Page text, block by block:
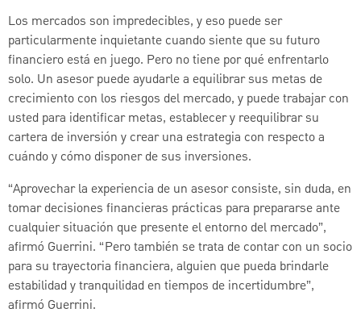
Los mercados son impredecibles, y eso puede ser
particularmente inquietante cuando siente que su futuro
financiero está en juego. Pero no tiene por qué enfrentarlo
solo. Un asesor puede ayudarle a equilibrar sus metas de
crecimiento con los riesgos del mercado, y puede trabajar con
usted para identificar metas, establecer y reequilibrar su
cartera de inversión y crear una estrategia con respecto a
cuándo y cómo disponer de sus inversiones.
“Aprovechar la experiencia de un asesor consiste, sin duda, en
tomar decisiones financieras prácticas para prepararse ante
cualquier situación que presente el entorno del mercado”,
afirmó Guerrini. “Pero también se trata de contar con un socio
para su trayectoria financiera, alguien que pueda brindarle
estabilidad y tranquilidad en tiempos de incertidumbre”,
afirmó Guerrini.